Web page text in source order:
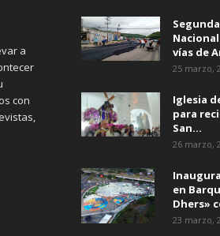
a
con
vías de
25 marzo,
Iglesia
para
San...
26 marzo,
en
Dhers»
23 marzo,